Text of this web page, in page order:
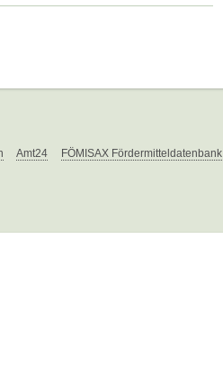
Amt24 FÖMISAX Fördermitteldatenbank